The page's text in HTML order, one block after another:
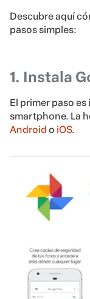
Descubre aquí
pasos simples:
1. Instala
El primer paso
smartphone. La
Android o iOS.